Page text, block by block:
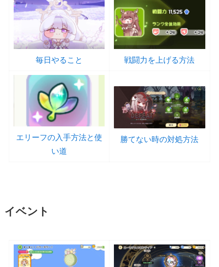
毎日やること 戦闘力を上げる方法
エリーフの入手方法と使
い道
勝てない時の対処方法
イベント